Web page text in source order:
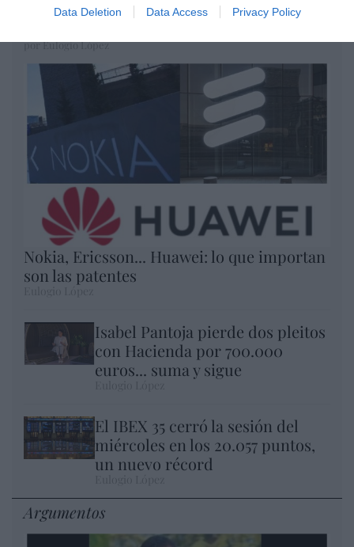
Data Deletion Data Access Privacy Policy
Enormes minucias
por Eulogio López
Nokia, Ericsson... Huawei: lo que importan
son las patentes
Isabel Pantoja pierde dos pleitos
con Hacienda por 700.000
euros... suma y sigue
El IBEX 35 cerró la sesión del
miércoles en los 20.057 puntos,
un nuevo récord
Argumentos